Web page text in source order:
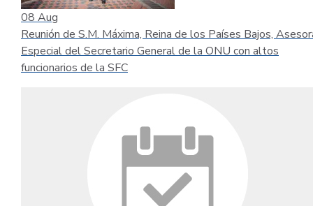
08 Aug
Reunión de S.M. Máxima, Reina de los Países Bajos,
Especial del Secretario General de la ONU con altos
funcionarios de la SFC